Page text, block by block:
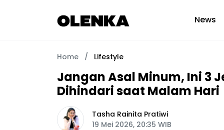
News
Home / Lifestyle
Jangan Asal Minum, Ini 3
Dihindari saat Malam Hari
Tasha Rainita Pratiwi
19 Mei 2026, 20:35 WIB